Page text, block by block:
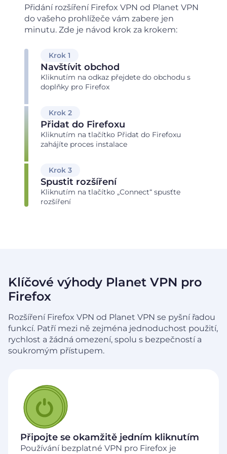
Přidání rozšíření Firefox VPN od Planet VPN
do vašeho prohlížeče vám zabere jen
minutu. Zde je návod krok za krokem:
Krok 1
Navštívit obchod
Kliknutím na odkaz přejdete do obchodu s
doplňky pro Firefox
Krok 2
Přidat do Firefoxu
Kliknutím na tlačítko Přidat do Firefoxu
zahájíte proces instalace
Krok 3
Spustit rozšíření
Kliknutím na tlačítko „Connect“ spusťte
rozšíření
Klíčové výhody Planet VPN pro
Firefox
Rozšíření Firefox VPN od Planet VPN se pyšní řadou
funkcí. Patří mezi ně zejména jednoduchost použití,
rychlost a žádná omezení, spolu s bezpečností a
soukromým přístupem.
Připojte se okamžitě jedním kliknutím
Používání bezplatné VPN pro Firefox je